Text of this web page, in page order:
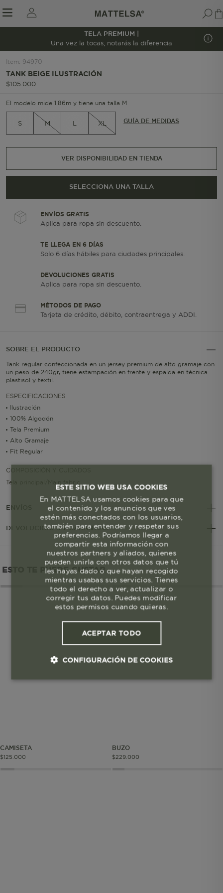
submenu
TELA PREMIUM |
Una vez la tocas, notarás la diferencia
Item: 94970
TANK BEIGE ILUSTRACIÓN
$105 000
El modelo mide 1.86m y tiene una talla M
S M L XL GUÍA DE MEDIDAS
VER DISPONIBILIDAD EN TIENDA
SELECCIONA UNA TALLA
ENVÍOS GRATIS
Aplica para ropa sin descuento.
TE LLEGA EN 6 DÍAS
Solo 6 días hábiles para ciudades principales.
DEVOLUCIONES GRATIS
Aplica para ropa sin descuento.
MÉTODOS DE PAGO
Tarjeta de crédito, débito, contraentrega y ADDI.
SOBRE EL PRODUCTO
Tank regular confeccionada en un jersey premium de alto gramaje con
un peso de 240gr, tiene estampación en frente y espalda en técnica
plastisol y textil.
ESPECIFICACIONES
Ilustración
100% Algodón
Tela Premium
Alto Gramaje
Fit Regular
COMPOSICIÓN Y CUIDADOS
Tela principal/Main fabric
ENVÍOS
DEVOLUCIONES Y GARANTÍAS
ESTO TE PUEDE GUSTAR
CAMISETA
$125 000
BUZO
$229. 000
ESTE SITIO WEB USA COOKIES
En MATTELSA usamos cookies para que
el contenido y los anuncios que ves
estén más conectados con los usuarios,
también para entender y respetar sus
preferencias. Podríamos llegar a
compartir esta información con
nuestros partners y aliados, quienes
pueden unirla con otros datos que tú
les hayas dado o que hayan recogido
mientras usabas sus servicios. Tienes
todo el derecho a ver, actualizar o
corregir tus datos. Puedes modificar
estos permisos cuando quieras.
ACEPTAR TODO
CONFIGURACIÓN DE COOKIES
Cookies de segmentación (las de